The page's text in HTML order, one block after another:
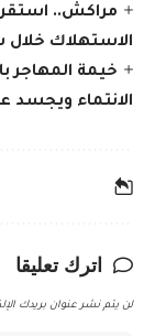
مراكش..
الاستهلاك خلال
خيمة المهاجر
الانتماء ويجسد
اترك تعليقا
لن يتم نشر عنوان بريدك